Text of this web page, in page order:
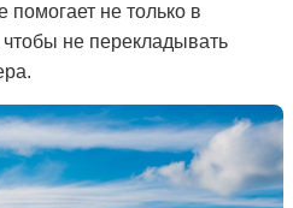
не только в
не перекладывать